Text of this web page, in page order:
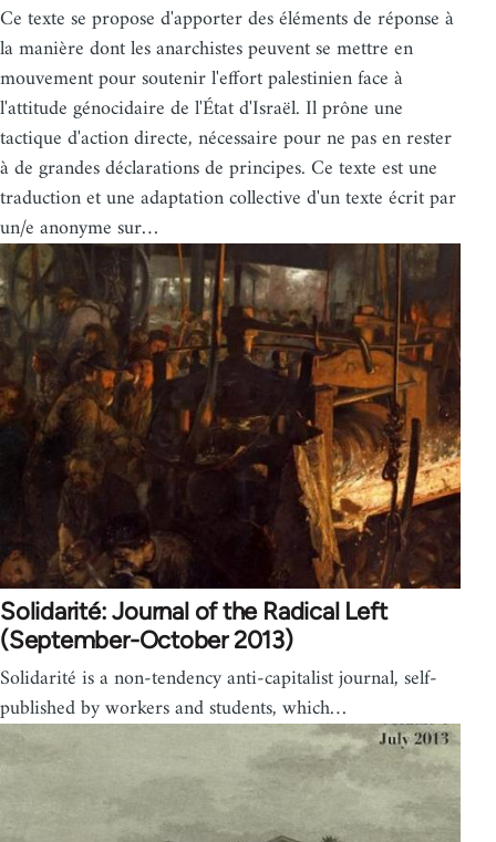
Ce texte se propose d'apporter des éléments de réponse à
la manière dont les anarchistes peuvent se mettre en
mouvement pour soutenir l'effort palestinien face à
l'attitude génocidaire de l'État d'Israël. Il prône une
tactique d'action directe, nécessaire pour ne pas en rester
à de grandes déclarations de principes. Ce texte est une
traduction et une adaptation collective d'un texte écrit par
un/e anonyme sur…
Solidarité: Journal of the Radical Left
(September-October 2013)
Solidarité is a non-tendency anti-capitalist journal, self-
published by workers and students, which…